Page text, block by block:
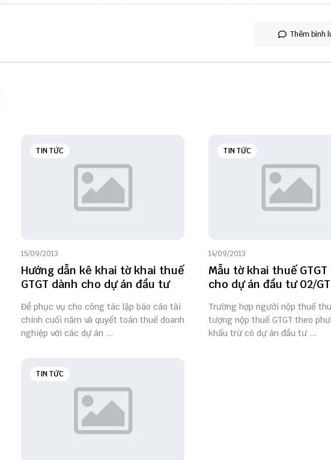
Thêm bình
TIN TỨC
15/09/2013
Hướng dẫn kê khai tờ khai thuế
GTGT dành cho dự án đầu tư
Để phục vụ cho công tác lập báo cáo tài
chính cuối năm và quyết toán thuế doanh
nghiệp với các dự án ...
TIN TỨC
14/09/2013
Mẫu tờ khai thuế
cho dự án đầu tư 02/
Trường hợp người nộp thuế
tượng nộp thuế GTGT theo
khấu trừ có dự án đầu tư ...
TIN TỨC